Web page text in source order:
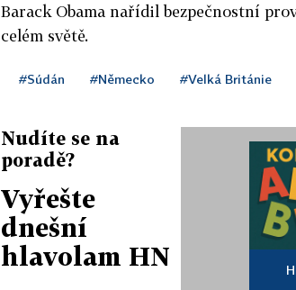
Barack Obama nařídil bezpečnostní
celém světě.
#Súdán #Německo #Velká Británie
Nudíte se na
poradě?
Vyřešte
dnešní
hlavolam HN